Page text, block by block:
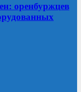
оренбуржцев